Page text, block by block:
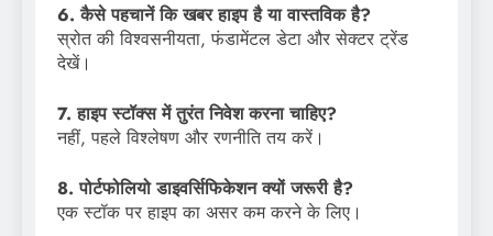
6. कैसे पहचानें कि खबर हाइप है या वास्तविक है?
स्रोत की विश्वसनीयता, फंडामेंटल डेटा और सेक्टर ट्रेंड
देखें।
7. हाइप स्टॉक्स में तुरंत निवेश करना चाहिए?
नहीं, पहले विश्लेषण और रणनीति तय करें।
8. पोर्टफोलियो डाइवर्सिफिकेशन क्यों जरूरी है?
एक स्टॉक पर हाइप का असर कम करने के लिए।